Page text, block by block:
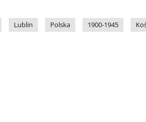
Lublin Polska 1900-1945